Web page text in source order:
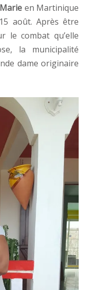
en Martinique
août. Après être
le combat qu’elle
la municipalité
dame originaire